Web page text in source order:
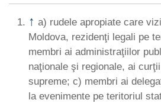
↑ a) rudele apropiate care
Moldova, rezidenţi legali pe
membri ai administraţiilor
naţionale şi regionale, ai
supreme; c) membri ai
la evenimente pe teritoriul